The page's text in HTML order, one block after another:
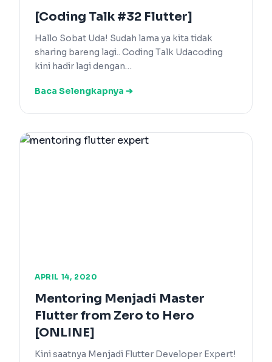
[Coding Talk #32 Flutter]
Hallo Sobat Uda! Sudah lama ya kita tidak
sharing bareng lagi.. Coding Talk Udacoding
kini hadir lagi dengan…
Baca Selengkapnya ➔
APRIL 14, 2020
Mentoring Menjadi Master
Flutter from Zero to Hero
[ONLINE]
Kini saatnya Menjadi Flutter Developer Expert!